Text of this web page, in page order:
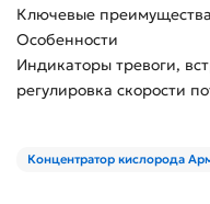
Ключевые преимущества
Особенности
Индикаторы тревоги,
регулировка скорости
Концентратор кислорода